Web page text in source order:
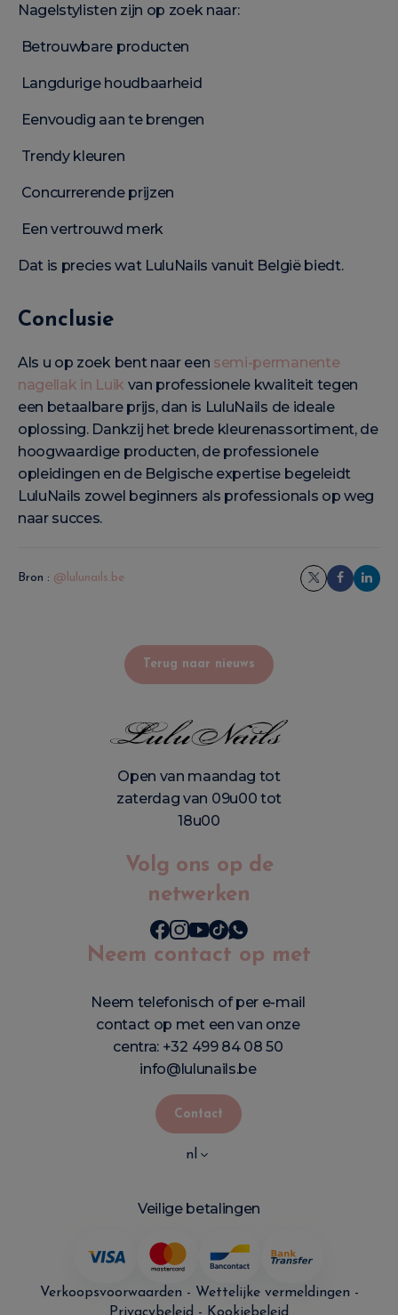
Nagelstylisten zijn op zoek naar:
Betrouwbare producten
Langdurige houdbaarheid
Eenvoudig aan te brengen
Trendy kleuren
Concurrerende prijzen
Een vertrouwd merk
Dat is precies wat LuluNails vanuit België biedt.
Conclusie
Als u op zoek bent naar een semi-permanente
nagellak in Luik van professionele kwaliteit tegen
een betaalbare prijs, dan is LuluNails de ideale
oplossing. Dankzij het brede kleurenassortiment, de
hoogwaardige producten, de professionele
opleidingen en de Belgische expertise begeleidt
LuluNails zowel beginners als professionals op weg
naar succes.
Bron : @lulunails.be
Terug naar nieuws
Open van maandag tot
zaterdag van 09u00 tot
18u00
Volg ons op de
netwerken
Neem contact op met
Neem telefonisch of per e-mail
contact op met een van onze
centra: +32 499 84 08 50
info@lulunails.be
Contact
nl
Veilige betalingen
Verkoopsvoorwaarden - Wettelijke vermeldingen -